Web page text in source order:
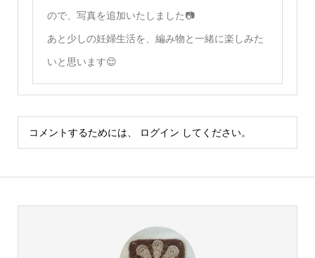
ので、写真を追加いたしました📷
あと少しの妊婦生活を、編み物と一緒に楽しみた
いと思います😌
コメントするためには、 ログイン してください。